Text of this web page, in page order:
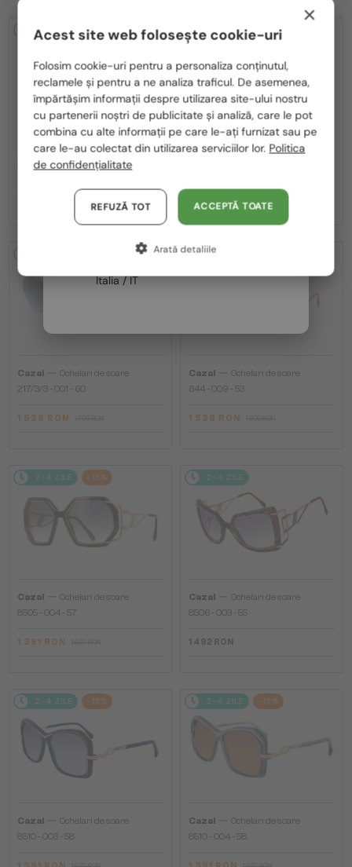
2-4 ZILE -16%
Cazal— Ochelari de soare
8505 - 001 - 57
1 637 RON
2-4 ZILE
Cazal—Ochelari de soare
Cazal
Ochelari de soare
217/3/3 - 001 - 60
1 536 RON
2-4 ZILE
Cazal
Ochelari de soare
644 - 009 - 53
1 536 RON
2-4 ZILE -15%
Cazal
Ochelari de soare
8505 - 004 - 57
1 391 RON
2-4 ZILE
Cazal
Ochelari de soare
8506 - 003 - 55
1 492 RON
2-4 ZILE -15%
Cazal
Ochelari de soare
8510 - 003 - 58
2-4 ZILE -15%
Cazal
Ochelari de soare
8510 - 004 - 58
România / RO
Polska / PL
Magyarország / HU
United Arab Emirates / EN
Austria / AT
Germania / DE
Franța / FR
Italia / IT
×
Acest site web folosește cookie-uri
Folosim cookie-uri pentru a personaliza conținutul,
reclamele și pentru a ne analiza traficul. De asemenea,
împărtășim informații despre utilizarea site-ului nostru
cu partenerii noștri de publicitate și analiză, care le pot
combina cu alte informații pe care le-ați furnizat sau pe
care le-au colectat din utilizarea serviciilor lor. Politica
de confidențialitate
ACCEPTĂ TOATE
REFUZĂ TOT
Arată detaliile